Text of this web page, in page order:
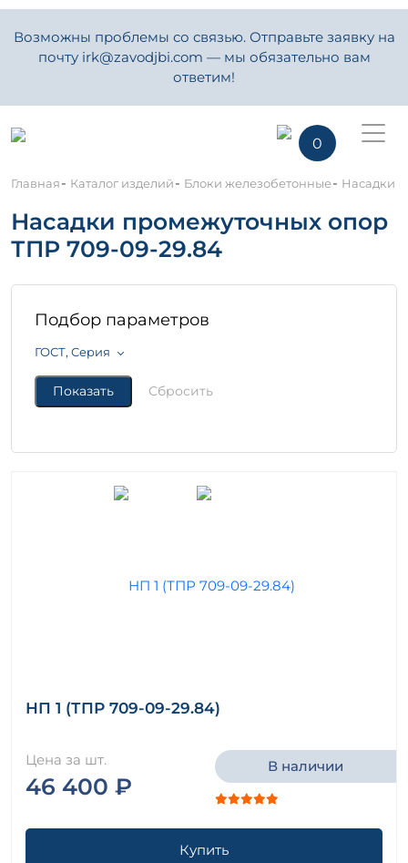
Возможны проблемы со связью. Отправьте заявку на
почту irk@zavodjbi.com — мы обязательно вам
ответим!
0
Главная- Каталог изделий- Блоки железобетонные- Насадки
Насадки промежуточных опор
ТПР 709-09-29.84
Подбор параметров
ГОСТ, Серия
НП 1 (ТПР 709-09-29.84)
Цена за шт.
46 400 ₽
В наличии
Купить